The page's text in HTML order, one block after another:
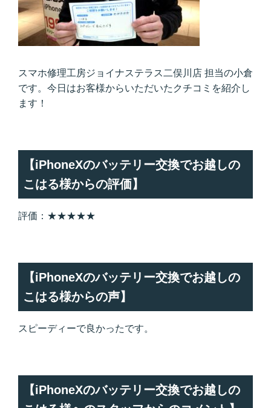
スマホ修理工房ジョイナステラス二俣川店 担当の小倉
です。今日はお客様からいただいたクチコミを紹介し
ます！
【iPhoneXのバッテリー交換でお越しの
こはる様からの評価】
評価：★★★★★
【iPhoneXのバッテリー交換でお越しの
こはる様からの声】
スピーディーで良かったです。
【iPhoneXのバッテリー交換でお越しの